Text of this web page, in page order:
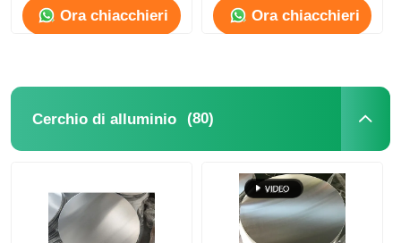
Ora chiacchieri Ora chiacchieri
Cerchio di alluminio (80)